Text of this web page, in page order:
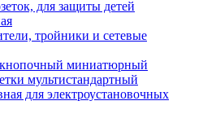
для защиты детей
тройники и сетевые
кнопочный миниатюрный
мультистандартный
для электроустановочных